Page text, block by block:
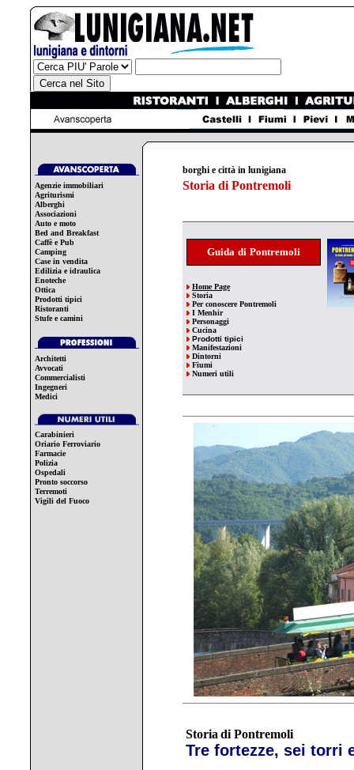
Agenzie immobiliari
Agriturismi
Alberghi
Associazioni
Auto e moto
Bed and Breakfast
Caffè e Pub
Camping
Case in vendita
Edilizia e idraulica
Enoteche
Ottica
Prodotti tipici
Ristoranti
Stufe e camini
Architetti
Avvocati
Commercialisti
Ingegneri
Medici
Carabinieri
Oriario Ferroviario
Farmacie
Polizia
Ospedali
Pronto soccorso
Terremoti
Vigili del Fuoco
borghi e città in lunigiana
Storia di Pontremoli
Guida di Pontremoli
Home Page
Storia
Per conoscere Pontremoli
I Menhir
Personaggi
Cucina
Prodotti tipici
Manifestazioni
Dintorni
Fiumi
Numeri utili
Storia di Pontremoli
Tre fortezze, sei torri